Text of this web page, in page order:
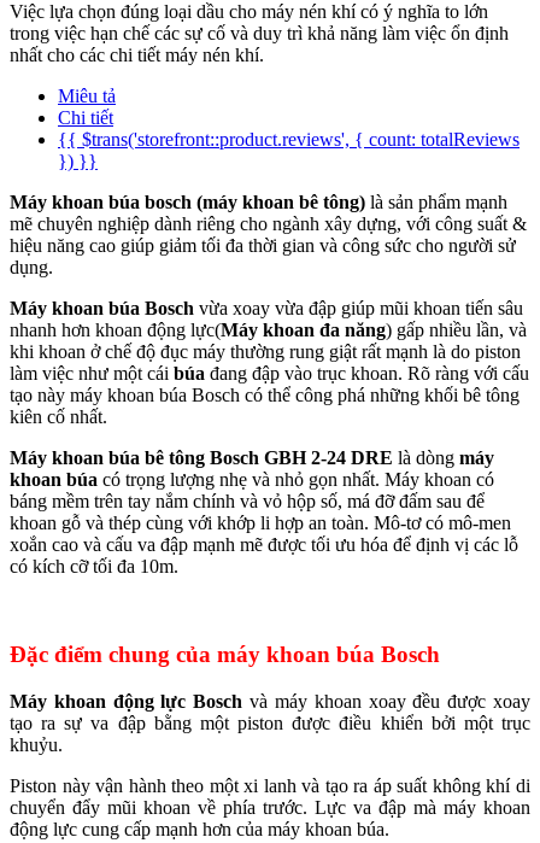
Việc lựa chọn đúng loại dầu cho máy nén khí có ý nghĩa to lớn
trong việc hạn chế các sự cố và duy trì khả năng làm việc ổn định
nhất cho các chi tiết máy nén khí.
Miêu tả
Chi tiết
{{ $trans('storefront::product.reviews', { count: totalReviews
}) }}
Máy khoan búa bosch (máy khoan bê tông) là sản phẩm mạnh
mẽ chuyên nghiệp dành riêng cho ngành xây dựng, với công suất &
hiệu năng cao giúp giảm tối đa thời gian và công sức cho người sử
dụng.
Máy khoan búa Bosch vừa xoay vừa đập giúp mũi khoan tiến sâu
nhanh hơn khoan động lực(Máy khoan đa năng) gấp nhiều lần, và
khi khoan ở chế độ đục máy thường rung giật rất mạnh là do piston
làm việc như một cái búa đang đập vào trục khoan. Rõ ràng với cấu
tạo này máy khoan búa Bosch có thể công phá những khối bê tông
kiên cố nhất.
Máy khoan búa bê tông Bosch GBH 2-24 DRE là dòng máy
khoan búa có trọng lượng nhẹ và nhỏ gọn nhất. Máy khoan có
báng mềm trên tay nắm chính và vỏ hộp số, má đỡ đấm sau để
khoan gỗ và thép cùng với khớp li hợp an toàn. Mô-tơ có mô-men
xoắn cao và cấu va đập mạnh mẽ được tối ưu hóa để định vị các lỗ
có kích cỡ tối đa 10m.
Đặc điểm chung của máy khoan búa Bosch
Máy khoan động lực Bosch và máy khoan xoay đều được xoay
tạo ra sự va đập bằng một piston được điều khiển bởi một trục
khuỷu.
Piston này vận hành theo một xi lanh và tạo ra áp suất không khí di
chuyển đẩy mũi khoan về phía trước. Lực va đập mà máy khoan
động lực cung cấp mạnh hơn của máy khoan búa.